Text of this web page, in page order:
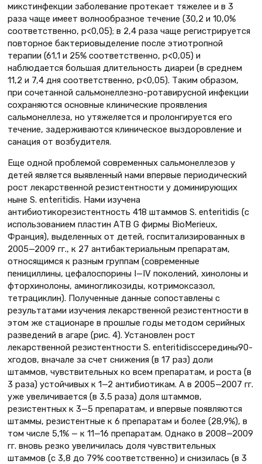
микстинфекции заболевание протекает тяжелее и в 3
раза чаще имеет волнообразное течение (30,2 и 10,0%
соответственно, р<0,05); в 2,4 раза чаще регистрируется
повторное бактериовыделение после этиотропной
терапии (61,1 и 25% соответственно, р<0,05) и
наблюдается большая длительность диареи (в среднем
11,2 и 7,4 дня соответственно, р<0,05). Таким образом,
при сочетанной сальмонеллезно-ротавирусной инфекции
сохраняются основные клинические проявления
сальмонеллеза, но утяжеляется и пролонгируется его
течение, задерживаются клиническое выздоровление и
санация от возбудителя.
Еще одной проблемой современных сальмонеллезов у
детей является выявленный нами впервые периодический
рост лекарственной резистентности у доминирующих
ныне S. еnteritidis. Нами изучена
антибиотикорезистентность 418 штаммов S. еnteritidis (с
использованием пластин АТВ G фирмы BioMerieux,
Франция), выделенных от детей, госпитализированных в
2005—2009 гг., к 27 антибактериальным препаратам,
относящимся к разным группам (современные
пенициллины, цефалоспорины I—IV поколений, хинолоны и
фторхинолоны, аминогликозиды, котримоксазол,
тетрациклин). Полученные данные сопоставлены с
результатами изучения лекарственной резистентности в
этом же стационаре в прошлые годы методом серийных
разведений в агаре (рис. 4). Установлен рост
лекарственной резистентности S. еnteritidisссередины90-
хгодов, вначале за счет снижения (в 17 раз) доли
штаммов, чувствительных ко всем препаратам, и роста (в
3 раза) устойчивых к 1—2 антибиотикам. А в 2005—2007 гг.
уже увеличивается (в 3,5 раза) доля штаммов,
резистентных к 3—5 препаратам, и впервые появляются
штаммы, резистентные к 6 препаратам и более (28,9%), в
том числе 5,1% — к 11—16 препаратам. Однако в 2008—2009
гг. вновь резко увеличилась доля чувствительных
штаммов (с 3,8 до 79% соответственно) и снизилась (в 3